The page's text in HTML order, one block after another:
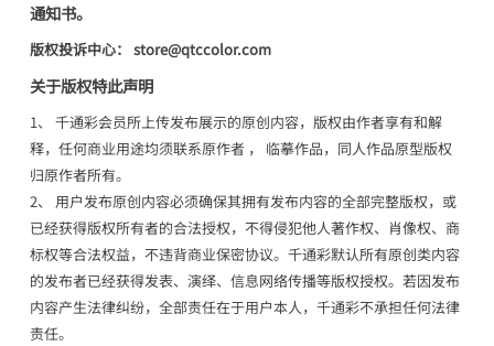
通知书。
版权投诉中心： store@qtccolor.com
关于版权特此声明
1、 千通彩会员所上传发布展示的原创内容，版权由作者享有和解
释，任何商业用途均须联系原作者 ， 临摹作品，同人作品原型版权
归原作者所有。
2、 用户发布原创内容必须确保其拥有发布内容的全部完整版权，或
已经获得版权所有者的合法授权，不得侵犯他人著作权、肖像权、商
标权等合法权益，不违背商业保密协议。千通彩默认所有原创类内容
的发布者已经获得发表、演绎、信息网络传播等版权授权。若因发布
内容产生法律纠纷，全部责任在于用户本人，千通彩不承担任何法律
责任。